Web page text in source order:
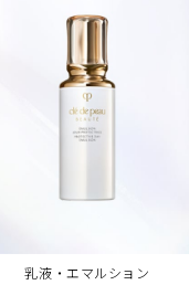
乳液・エマルション